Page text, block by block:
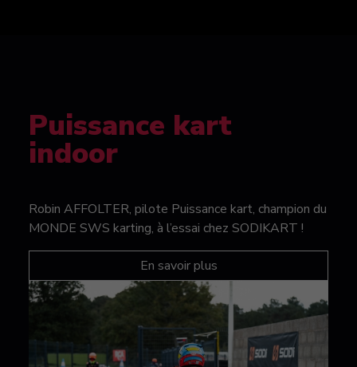
Puissance kart
indoor
Robin AFFOLTER, pilote Puissance kart, champion du
MONDE SWS karting, à l’essai chez SODIKART !
En savoir plus